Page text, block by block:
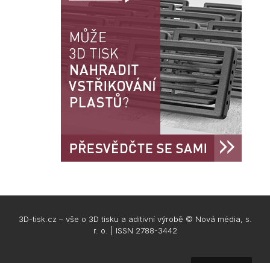
3D-tisk.cz – vše o 3D tisku a aditivní výrobě © Nová média, s.
r. o. | ISSN 2788-3442